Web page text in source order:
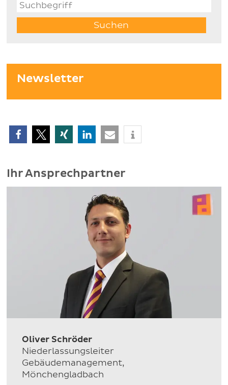
Newsletter
Ihr Ansprechpartner
Oliver Schröder
Niederlassungsleiter
Gebäudemanagement,
Mönchengladbach